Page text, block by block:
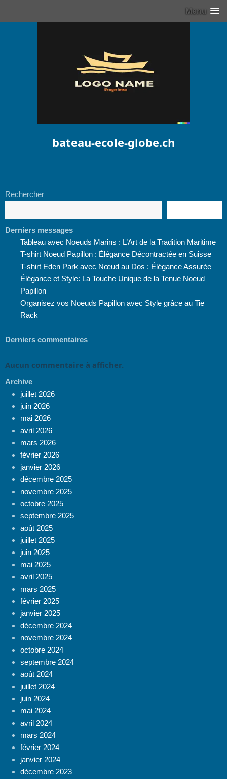
Menu
bateau-ecole-globe.ch
Rechercher
Derniers messages
Tableau avec Noeuds Marins : L’Art de la Tradition Maritime
T-shirt Noeud Papillon : Élégance Décontractée en Suisse
T-shirt Eden Park avec Nœud au Dos : Élégance Assurée
Élégance et Style: La Touche Unique de la Tenue Noeud
Papillon
Organisez vos Noeuds Papillon avec Style grâce au Tie
Rack
Derniers commentaires
Aucun commentaire à afficher.
Archive
juillet 2026
juin 2026
mai 2026
avril 2026
mars 2026
février 2026
janvier 2026
décembre 2025
novembre 2025
octobre 2025
septembre 2025
août 2025
juillet 2025
juin 2025
mai 2025
avril 2025
mars 2025
février 2025
janvier 2025
décembre 2024
novembre 2024
octobre 2024
septembre 2024
août 2024
juillet 2024
juin 2024
mai 2024
avril 2024
mars 2024
février 2024
janvier 2024
décembre 2023